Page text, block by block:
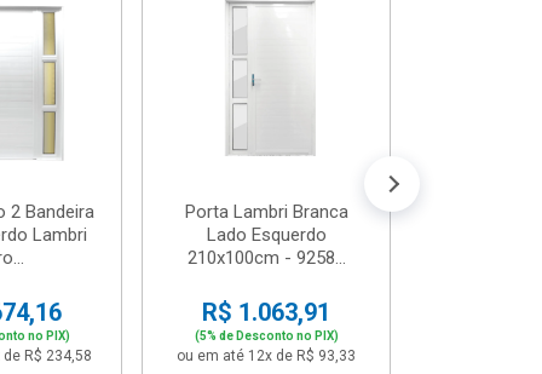
2 Bandeira
Lambri
no PIX)
R$ 234,58
Porta Lambri Branca
Lado Esquerdo
210x100cm - 9258...
R$ 1.063,91
(5% de Desconto no PIX)
ou em até 12x de R$ 93,33